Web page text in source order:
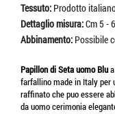
Tessuto: Prodotto
Dettaglio misura:Cm 5 -
Abbinamento: Possibile
Papillon di Seta uomo Blua
farfallino made in Italy per
raffinato che puo essere
da uomo cerimonia